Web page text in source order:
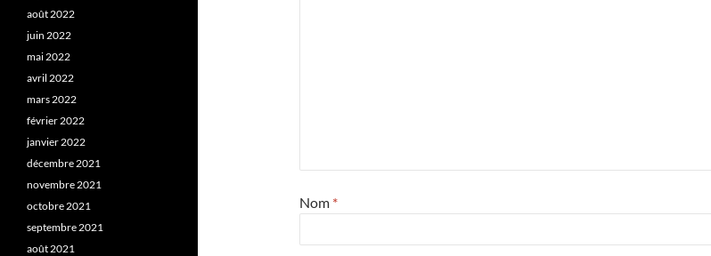
Nom *
août 2022
juin 2022
mai 2022
avril 2022
mars 2022
février 2022
janvier 2022
décembre 2021
novembre 2021
octobre 2021
septembre 2021
août 2021